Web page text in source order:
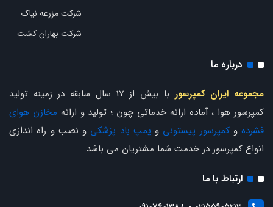
شرکت مزرعه نیاک
شرکت بهاران کشت
درباره ما
مجموعه ایران کمپرسور
با بیش از 17 سال سابقه در زمینه تولید
کمپرسور هوا ، آماده ارائه خدماتی چون ؛ تولید و ارائه مخازن هوای
فشرده وکمپرسور پیستونی و پمپ باد پزشکی و نصب و راه اندازی
انواع کمپرسور در خدمت شما مشتریان می باشد.
ارتباط با ما